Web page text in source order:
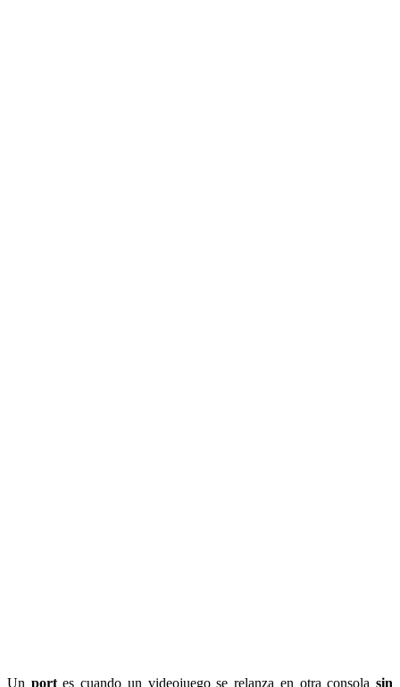
Un portes cuando un videojuego se relanza en otra consola sin